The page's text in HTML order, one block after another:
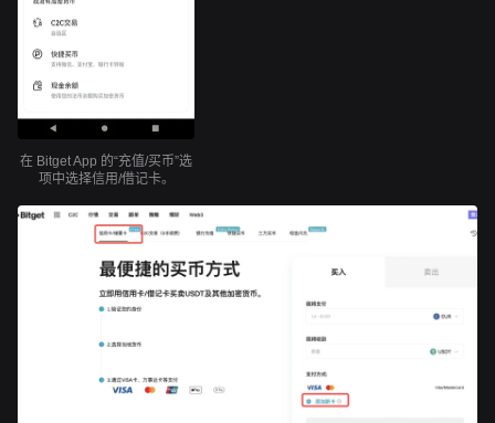
在 Bitget App 的“充值/买币”选
项中选择信用/借记卡。